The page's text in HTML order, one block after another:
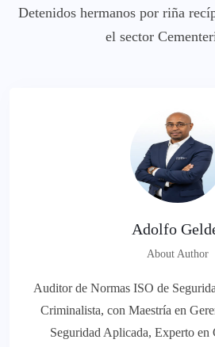
Detenidos hermanos por riña
el sector
Adolfo
About Author
Auditor de Normas ISO de
Criminalista, con Maestría en
Seguridad Aplicada, Experto en